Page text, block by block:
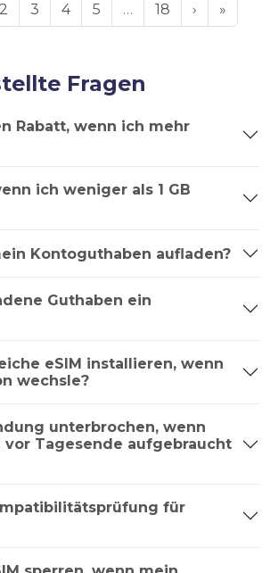
2 3 4 5 … 18 › »
Fragen
Rabatt, wenn ich mehr
ich weniger als 1 GB
Kontoguthaben aufladen?
Guthaben ein
eSIM installieren, wenn
wechsle?
unterbrochen, wenn
vor Tagesende aufgebraucht
für